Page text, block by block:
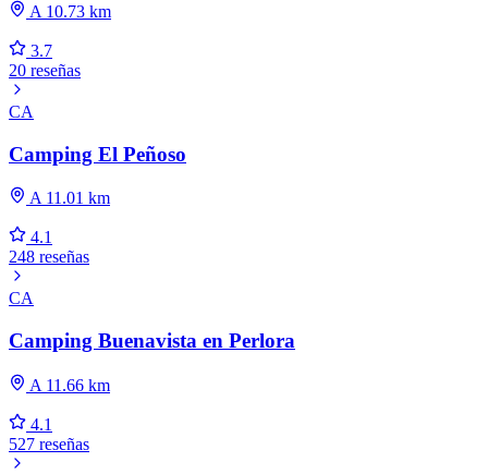
A 10.73 km
3.7
20 reseñas
CA
Camping El Peñoso
A 11.01 km
4.1
248 reseñas
CA
Camping Buenavista en Perlora
A 11.66 km
4.1
527 reseñas